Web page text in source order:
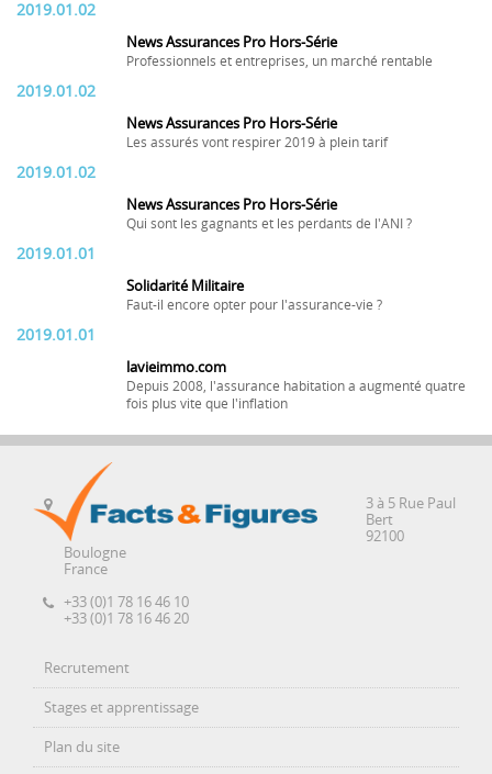
2019.01.02
News Assurances Pro Hors-Série
Professionnels et entreprises, un marché rentable
2019.01.02
News Assurances Pro Hors-Série
Les assurés vont respirer 2019 à plein tarif
2019.01.02
News Assurances Pro Hors-Série
Qui sont les gagnants et les perdants de l'ANI ?
2019.01.01
Solidarité Militaire
Faut-il encore opter pour l'assurance-vie ?
2019.01.01
lavieimmo.com
Depuis 2008, l'assurance habitation a augmenté quatre
fois plus vite que l'inflation
3 à 5 Rue Paul
Bert
92100
Boulogne
France
+33 (0)1 78 16 46 10
+33 (0)1 78 16 46 20
Recrutement
Stages et apprentissage
Plan du site